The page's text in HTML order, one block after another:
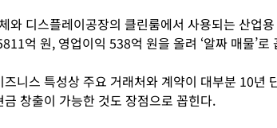
와 디스플레이공장의 클린룸에서 사용되는 산업
억 원, 영업이익 538억 원을 올려 ‘알짜 매물’로
니스 특성상 주요 거래처와 계약이 대부분 10년
창출이 가능한 것도 장점으로 꼽힌다.